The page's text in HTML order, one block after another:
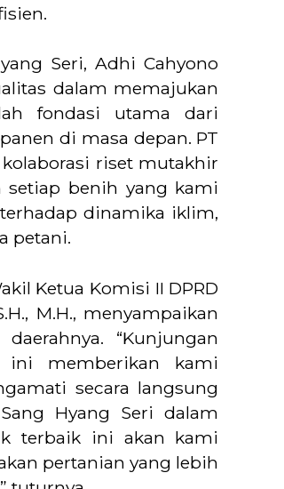
Seri, Adhi Cahyono
dalam memajukan
fondasi utama dari
di masa depan. PT
riset mutakhir
setiap benih yang kami
dinamika iklim,
petani.
Ketua Komisi II DPRD
M.H., menyampaikan
“Kunjungan
ini memberikan kami
secara langsung
Hyang Seri dalam
terbaik ini akan kami
pertanian yang lebih